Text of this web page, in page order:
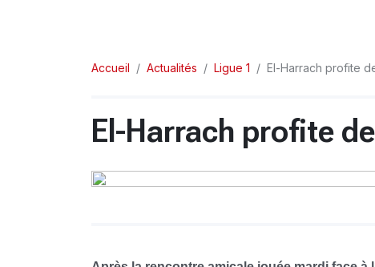
Accueil Actualités Ligue 1 El-Harrach profite
El-Harrach profite